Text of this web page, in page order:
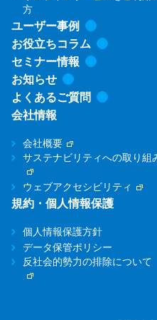
方
ユーザー事例
お役立ちコラム
セミナー情報
お知らせ
よくあるご質問
会社情報
会社概要
サステナビリティへの取り組
ウェブアクセシビリティ
規約・個人情報保護
個人情報保護方針
データ保管ポリシー
反社会的勢力の排除について